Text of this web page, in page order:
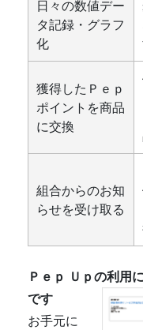
日々の数値デー
タ記録・グラフ
化
獲得したＰｅｐ
ポイントを商品
に交換
組合からのお知
らせを受け取る
Ｐｅｐ Ｕｐの利用
です
お手元に